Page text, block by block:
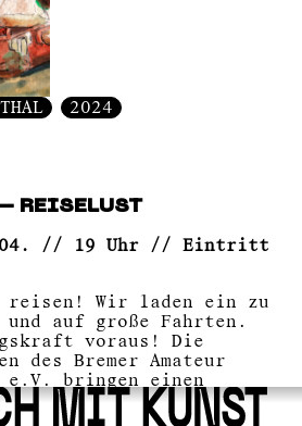
2024
REISELUST
// 19 Uhr // Eintritt
reisen! Wir laden ein zu
auf große Fahrten.
voraus! Die
des Bremer Amateur
e.V. bringen einen
Schätze der
und präsentieren eine